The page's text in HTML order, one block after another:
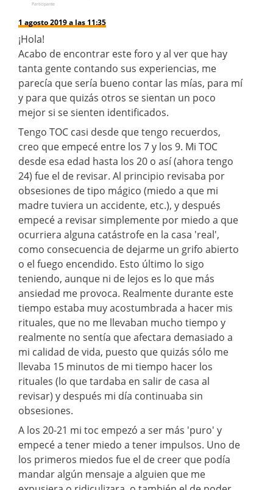
Participante
1 agosto 2019 a las 11:35
¡Hola!
Acabo de encontrar este foro y al ver que hay
tanta gente contando sus experiencias, me
parecía que sería bueno contar las mías, para mí
y para que quizás otros se sientan un poco
mejor si se sienten identificados.
Tengo TOC casi desde que tengo recuerdos,
creo que empecé entre los 7 y los 9. Mi TOC
desde esa edad hasta los 20 o así (ahora tengo
24) fue el de revisar. Al principio revisaba por
obsesiones de tipo mágico (miedo a que mi
madre tuviera un accidente, etc.), y después
empecé a revisar simplemente por miedo a que
ocurriera alguna catástrofe en la casa 'real',
como consecuencia de dejarme un grifo abierto
o el fuego encendido. Esto último lo sigo
teniendo, aunque ni de lejos es lo que más
ansiedad me provoca. Realmente durante este
tiempo estaba muy acostumbrada a hacer mis
rituales, que no me llevaban mucho tiempo y
realmente no sentía que afectara demasiado a
mi calidad de vida, puesto que quizás sólo me
llevaba 15 minutos de mi tiempo hacer los
rituales (lo que tardaba en salir de casa al
revisar) y después mi día continuaba sin
obsesiones.
A los 20-21 mi toc empezó a ser más 'puro' y
empecé a tener miedo a tener impulsos. Uno de
los primeros miedos fue el de creer que podía
mandar algún mensaje a alguien que me